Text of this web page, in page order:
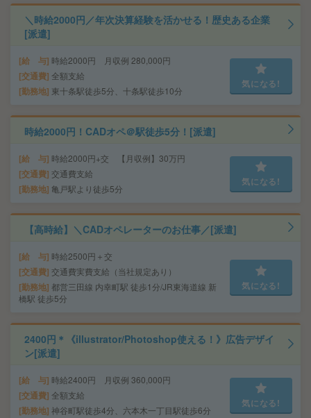
＼時給2000円／年次決算経験を活かせる！歴史ある企業
[派遣]
給 与 時給2000円 月収例 280,000円
交通費 全額支給
勤務地 東十条駅徒歩5分、十条駅徒歩10分
気になる!
時給2000円！CADオペ＠駅徒歩5分！[派遣]
給 与 時給2000円+交 【月収例】30万円
交通費 交通費支給
勤務地 亀戸駅より徒歩5分
気になる!
【高時給】＼CADオペレーターのお仕事／[派遣]
給 与 時給2500円＋交
交通費 交通費実費支給（当社規定あり）
勤務地 都営三田線 内幸町駅 徒歩1分/JR東海道線 新
橋駅 徒歩5分
気になる!
2400円＊《illustrator/Photoshop使える！》広告デザイ
ン[派遣]
給 与 時給2400円 月収例 360,000円
交通費 全額支給
勤務地 神谷町駅徒歩4分、六本木一丁目駅徒歩6分
気になる!